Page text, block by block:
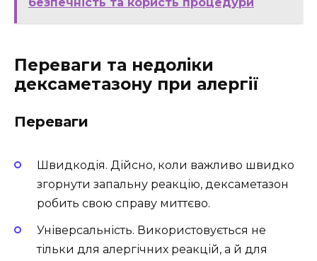
Переваги та недоліки
дексаметазону при алергії
Переваги
Швидкодія. Дійсно, коли важливо швидко
згорнути запальну реакцію, дексаметазон
робить свою справу миттєво.
Універсальність. Використовується не
тільки для алергічних реакцій, а й для